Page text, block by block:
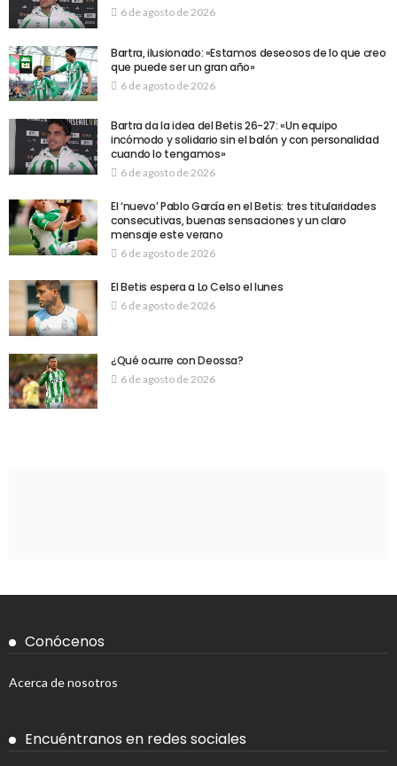
6 de agosto de 2026
Bartra, ilusionado: «Estamos deseosos de lo que creo
que puede ser un gran año»
6 de agosto de 2026
Bartra da la idea del Betis 26-27: «Un equipo
incómodo y solidario sin el balón y con personalidad
cuando lo tengamos»
6 de agosto de 2026
El ‘nuevo’ Pablo García en el Betis: tres titularidades
consecutivas, buenas sensaciones y un claro
mensaje este verano
6 de agosto de 2026
El Betis espera a Lo Celso el lunes
6 de agosto de 2026
¿Qué ocurre con Deossa?
6 de agosto de 2026
Conócenos
Acerca de nosotros
Encuéntranos en redes sociales